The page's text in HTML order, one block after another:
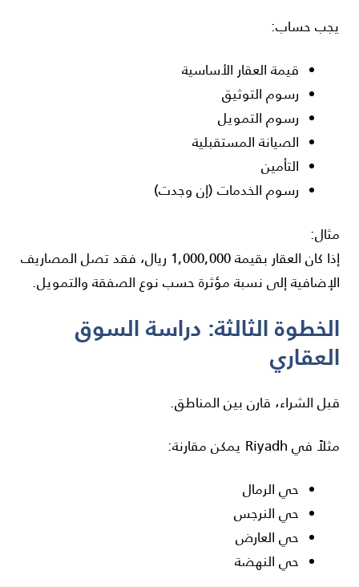
يجب حساب:
قيمة العقار الأساسية
رسوم التوثيق
رسوم التمويل
الصيانة المستقبلية
التأمين
رسوم الخدمات (إن وجدت)
مثال:
إذا كان العقار بقيمة 1,000,000 ريال، فقد تصل المصاريف
الإضافية إلى نسبة مؤثرة حسب نوع الصفقة والتمويل.
الخطوة الثالثة: دراسة السوق
العقاري
قبل الشراء، قارن بين المناطق.
مثلاً في Riyadh يمكن مقارنة:
حي الرمال
حي النرجس
حي العارض
حي النهضة